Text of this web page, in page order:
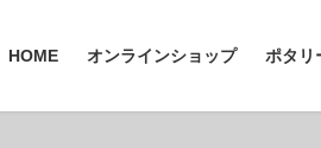
HOME オンラインショップ ポタリ